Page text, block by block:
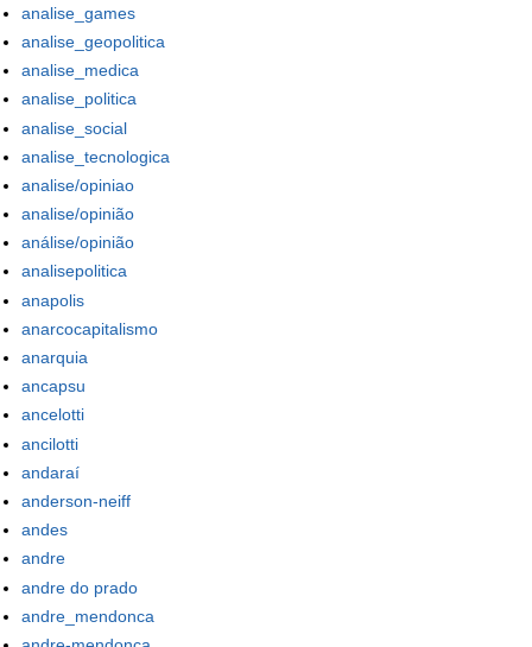
analise_games
analise_geopolitica
analise_medica
analise_politica
analise_social
analise_tecnologica
analise/opiniao
analise/opinião
análise/opinião
analisepolitica
anapolis
anarcocapitalismo
anarquia
ancapsu
ancelotti
ancilotti
andaraí
anderson-neiff
andes
andre
andre do prado
andre_mendonca